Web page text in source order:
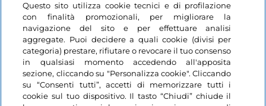
Questo sito utilizza cookie tecnici e di profilazione
con finalità promozionali, per migliorare la
navigazione del sito e per effettuare analisi
aggregate. Puoi decidere a quali cookie (divisi per
categoria) prestare, rifiutare o revocare il tuo consenso
in qualsiasi momento accedendo all'apposita
sezione, cliccando su "Personalizza cookie". Cliccando
su “Consenti tutti”, accetti di memorizzare tutti i
cookie sul tuo dispositivo. Il tasto “Chiudi” chiude il